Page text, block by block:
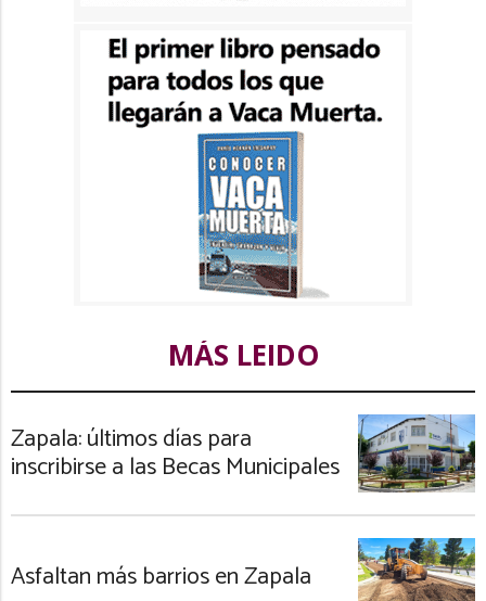
MÁS LEIDO
Zapala: últimos días para
inscribirse a las Becas Municipales
Asfaltan más barrios en Zapala